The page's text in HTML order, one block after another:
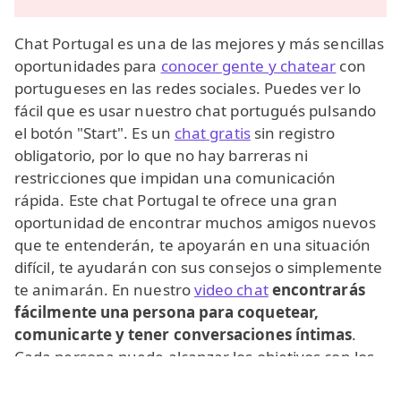
Chat Portugal es una de las mejores y más sencillas
oportunidades para conocer gente y chatear con
portugueses en las redes sociales. Puedes ver lo
fácil que es usar nuestro chat portugués pulsando
el botón "Start". Es un chat gratissin registro
obligatorio, por lo que no hay barreras ni
restricciones que impidan una comunicación
rápida. Este chat Portugal te ofrece una gran
oportunidad de encontrar muchos amigos nuevos
que te entenderán, te apoyarán en una situación
difícil, te ayudarán con sus consejos o simplemente
te animarán. En nuestrovideo chatencontrarás
fácilmente una persona para coquetear,
comunicarte y tener conversaciones íntimas.
Cada persona puede alcanzar los objetivos con los